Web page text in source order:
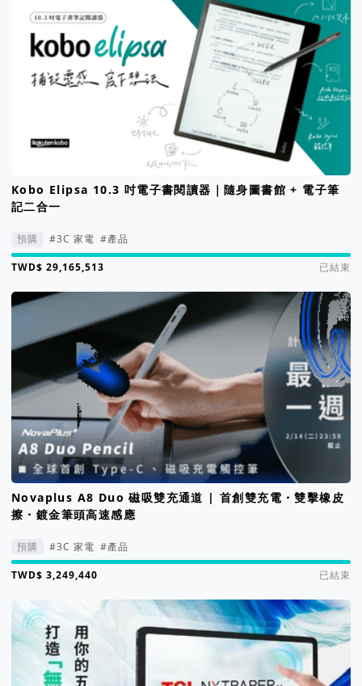
Kobo Elipsa 10.3 吋電子書閱讀器｜隨身圖書館 + 電子筆
記二合一
預購 #3C 家電 #產品
集資進度 2917%
已結束
Novaplus A8 Duo 磁吸雙充通道 | 首創雙充電・雙擊橡皮
擦・鍍金筆頭高速感應
預購 #3C 家電 #產品
集資進度 2167%
已結束